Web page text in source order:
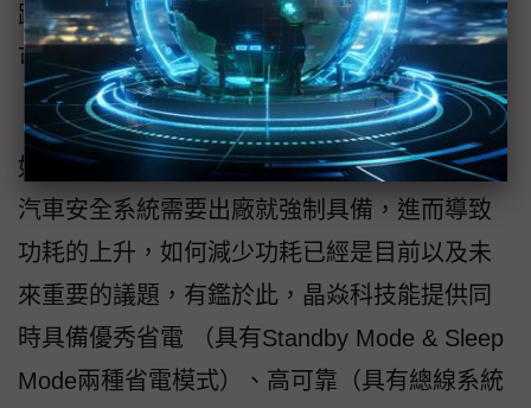
路拓樸下可能造成的訊號反射現象，Data Rate
可從一般的CAN FD 5Mbps提高至8Mbps。
（規格可參考Table 2.）
如上所述，因應汽車法規的演進，越來越多的
汽車安全系統需要出廠就強制具備，進而導致
功耗的上升，如何減少功耗已經是目前以及未
來重要的議題，有鑑於此，晶焱科技能提供同
時具備優秀省電 （具有Standby Mode & Sleep
Mode兩種省電模式）、高可靠（具有總線系統